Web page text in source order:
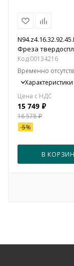
Фреза
Код:00134216
Временно
Характеристики
15 749 ₽
16 578₽
-5%
В